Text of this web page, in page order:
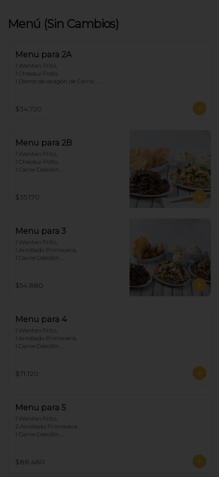
Menú (Sin Cambios)
Menu para 2A
1 Wantan Frito,
1 Chapsui Pollo,
1 Diente de dragón de Carne,
$34.720
Menu para 2B
1 Wantan Frito,
1 Chapsui Pollo,
1 Carne Cebollín,
$35.170
Menu para 3
1 Wantan Frito,
1 Arrollado Primavera,
1 Carne Cebollín,
3 Arroz Chaufan
$54.880
Menu para 4
1 Wantan Frito,
1 Arrollado Primavera,
1 Carne Cebollín,
1 Pollo Cebollín,
4 Arroz Chaufan
$71.120
Menu para 5
1 Wantan Frito,
2 Arrollado Primavera,
1 Carne Cebollín,
1 Arrollado de Marisco,
1 Pollo Cebollín,
$88.480